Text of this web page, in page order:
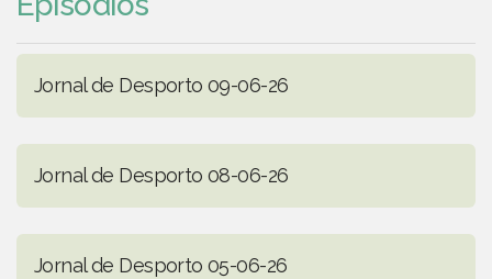
Jornal de Desporto 09-06-26
Jornal de Desporto 08-06-26
Jornal de Desporto 05-06-26